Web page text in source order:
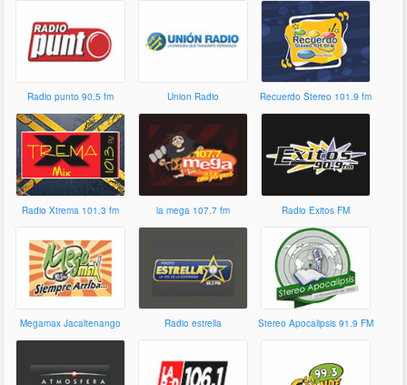
Radio punto 90.5 fm Union Radio Recuerdo Stereo 101.9 fm
Radio Xtrema 101.3 fm
la mega 107.7 fm Radio Exitos FM
Megamax Jacaltenango Radio estrella Stereo Apocalipsis 91.9 FM